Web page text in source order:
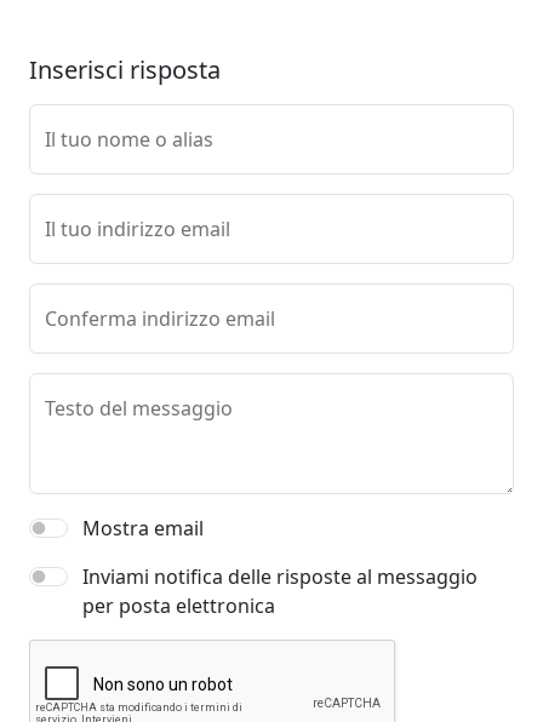
Inserisci risposta
Il tuo nome o alias
Il tuo indirizzo email
Conferma indirizzo email
Testo del messaggio
Mostra email
Inviami notifica delle risposte al messaggio
per posta elettronica